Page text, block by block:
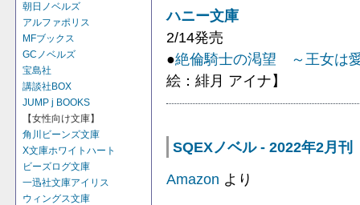
朝日ノベルズ
アルファポリス
MFブックス
GCノベルズ
宝島社
講談社BOX
JUMP j BOOKS
【女性向け文庫】
角川ビーンズ文庫
X文庫ホワイトハート
ビーズログ文庫
一迅社文庫アイリス
ウィングス文庫
ハニー文庫
2/14発売
●絶倫騎士の渇望 ～王女は
絵：緋月 アイナ】
SQEXノベル - 2022年2月刊
Amazon より